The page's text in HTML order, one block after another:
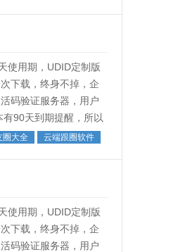
使用期，UDID定制版
下载，终身不掉，企
码验证服务器，用户
90天到期提醒，所以
圈大全 云端跟圈软件
使用期，UDID定制版
下载，终身不掉，企
码验证服务器，用户